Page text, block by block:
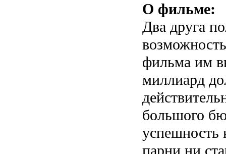
О фильме:
Два друга
фильма им
миллиард
большого
успешность